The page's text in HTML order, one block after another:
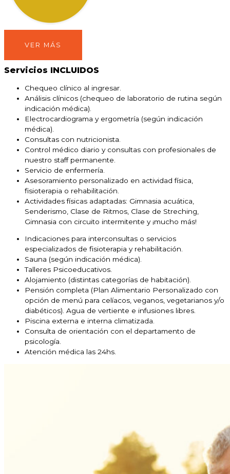
VER MÁS
Servicios INCLUIDOS
Chequeo clínico al ingresar.
Análisis clínicos (chequeo de laboratorio de rutina según
indicación médica).
Electrocardiograma y ergometría (según indicación
médica).
Consultas con nutricionista.
Control médico diario y consultas con profesionales de
nuestro staff permanente.
Servicio de enfermería.
Asesoramiento personalizado en actividad física,
fisioterapia o rehabilitación.
Actividades físicas adaptadas: Gimnasia acuática,
Senderismo, Clase de Ritmos, Clase de Streching,
Gimnasia con circuito intermitente y ¡mucho más!
Indicaciones para interconsultas o servicios
especializados de fisioterapia y rehabilitación.
Sauna (según indicación médica).
Talleres Psicoeducativos.
Alojamiento (distintas categorías de habitación).
Pensión completa (Plan Alimentario Personalizado con
opción de menú para celíacos, veganos, vegetarianos y/o
diabéticos). Agua de vertiente e infusiones libres.
Piscina externa e interna climatizada.
Consulta de orientación con el departamento de
psicología.
Atención médica las 24hs.